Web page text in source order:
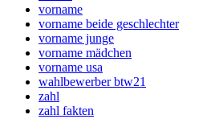
vorname
vorname beide geschlechter
vorname junge
vorname mädchen
vorname usa
wahlbewerber btw21
zahl
zahl fakten